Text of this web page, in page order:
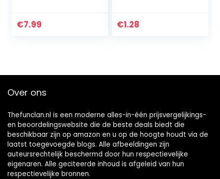
Halloween-feest
€7.99 €1.28
Over ons
Thefunclan.nl is een moderne alles-in-één prijsvergelijkings-
en beoordelingswebsite die de beste deals biedt die
beschikbaar zijn op amazon en u op de hoogte houdt via de
laatst toegevoegde blogs. Alle afbeeldingen zijn
auteursrechtelijk beschermd door hun respectievelijke
eigenaren. Alle geciteerde inhoud is afgeleid van hun
respectievelijke bronnen.